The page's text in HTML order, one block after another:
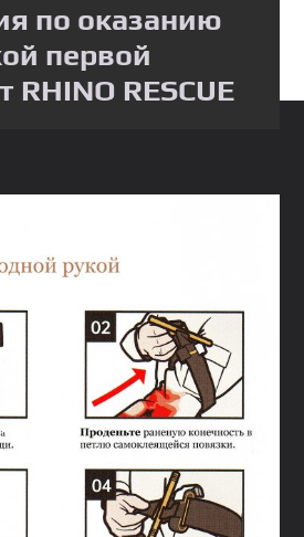
по оказанию
первой
RESCUE